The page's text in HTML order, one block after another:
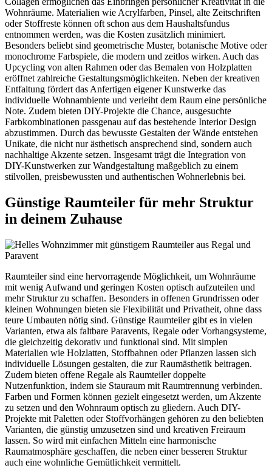
Wohnräume. Materialien wie Acrylfarben, Pinsel, alte Zeitschriften
oder Stoffreste können oft schon aus dem Haushaltsfundus
entnommen werden, was die Kosten zusätzlich minimiert.
Besonders beliebt sind geometrische Muster, botanische Motive oder
monochrome Farbspiele, die modern und zeitlos wirken. Auch das
Upcycling von alten Rahmen oder das Bemalen von Holzplatten
eröffnet zahlreiche Gestaltungsmöglichkeiten. Neben der kreativen
Entfaltung fördert das Anfertigen eigener Kunstwerke das
individuelle Wohnambiente und verleiht dem Raum eine persönliche
Note. Zudem bieten DIY-Projekte die Chance, ausgesuchte
Farbkombinationen passgenau auf das bestehende Interior Design
abzustimmen. Durch das bewusste Gestalten der Wände entstehen
Unikate, die nicht nur ästhetisch ansprechend sind, sondern auch
nachhaltige Akzente setzen. Insgesamt trägt die Integration von
DIY-Kunstwerken zur Wandgestaltung maßgeblich zu einem
stilvollen, preisbewussten und authentischen Wohnerlebnis bei.
Günstige Raumteiler für mehr Struktur
in deinem Zuhause
Raumteiler sind eine hervorragende Möglichkeit, um Wohnräume
mit wenig Aufwand und geringen Kosten optisch aufzuteilen und
mehr Struktur zu schaffen. Besonders in offenen Grundrissen oder
kleinen Wohnungen bieten sie Flexibilität und Privatheit, ohne dass
teure Umbauten nötig sind. Günstige Raumteiler gibt es in vielen
Varianten, etwa als faltbare Paravents, Regale oder Vorhangsysteme,
die gleichzeitig dekorativ und funktional sind. Mit simplen
Materialien wie Holzlatten, Stoffbahnen oder Pflanzen lassen sich
individuelle Lösungen gestalten, die zur Raumästhetik beitragen.
Zudem bieten offene Regale als Raumteiler doppelte
Nutzenfunktion, indem sie Stauraum mit Raumtrennung verbinden.
Farben und Formen können gezielt eingesetzt werden, um Akzente
zu setzen und den Wohnraum optisch zu gliedern. Auch DIY-
Projekte mit Paletten oder Stoffvorhängen gehören zu den beliebten
Varianten, die günstig umzusetzen sind und kreativen Freiraum
lassen. So wird mit einfachen Mitteln eine harmonische
Raumatmosphäre geschaffen, die neben einer besseren Struktur
auch eine wohnliche Gemütlichkeit vermittelt.